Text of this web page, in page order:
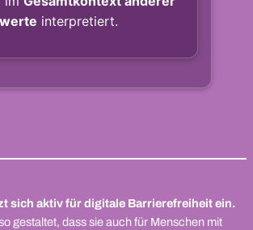
sich aktiv für digitale Barrierefreiheit ein.
gestaltet, dass sie auch für Menschen mit